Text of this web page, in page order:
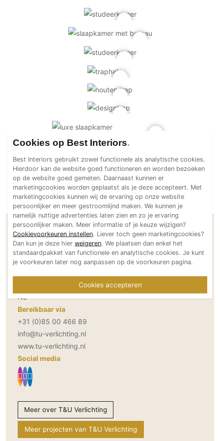
Natuursteen en keramiek vloeren
Natuursteen en keramiek
Leer
Schilderwerk
Stucwerk
Spuitwerk
Technologie
Audio/Video
Thuisbioscoop
Fitnessapparatuur
Aannemers Interieur
Akoestiek
Binnenzwembaden
Wijnkelder en wijnkasten
Contactgegevens T&U Verlichting
Adresgegevens
2921 LP Krimpen aan den IJssel
NL
Bereikbaar via
+31 (0)85 00 466 89
info@tu-verlichting.nl
www.tu-verlichting.nl
Social media
Meer over T&U Verlichting
Meer projecten van T&U Verlichting
Cookies op Best Interiors
Best Interiors gebruikt zowel functionele als analytische cookies.
Hierdoor kan de website goed functioneren en worden bezoeken
op de website goed gemeten. Daarnaast kunnen er
marketingcookies worden geplaatst als je deze accepteert. Met
marketingcookies kunnen wij de ervaring op onze website
persoonlijker en meer gestroomlijnd maken. We kunnen je
namelijk nuttige advertenties laten zien en zo je ervaring
persoonlijker maken. Meer informatie of je keuze wijzigen?
Cookievoorkeuren instellen. Liever toch geen marketingcookies?
Dan kun je deze hier weigeren. We plaatsen dan enkel het
standaardpakket van functionele en analytische cookies. Je kunt
je voorkeuren later nog aanpassen op de voorkeuren pagina.
Cookies accepteren